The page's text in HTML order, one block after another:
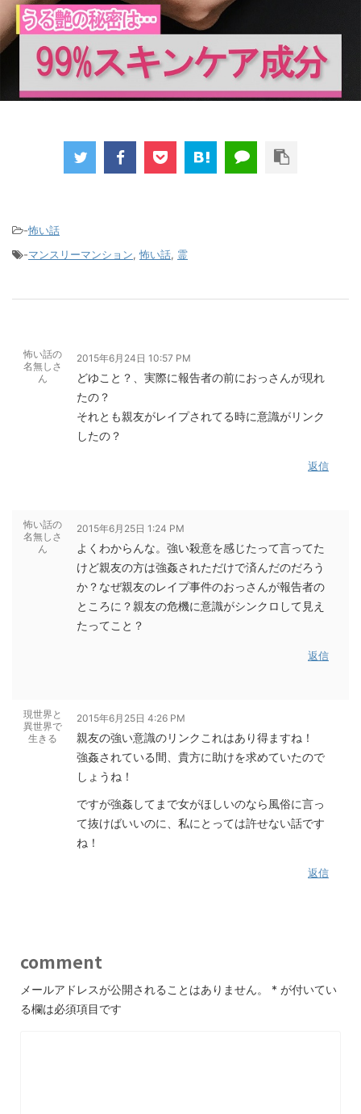
-怖い話
-マンスリーマンション,怖い話, 霊
怖い話の
名無しさ
ん
2015年6月24日 10:57 PM
どゆこと？、実際に報告者の前におっさんが現れ
たの？
それとも親友がレイプされてる時に意識がリンク
したの？
返信
怖い話の
名無しさ
ん
2015年6月25日 1:24 PM
よくわからんな。強い殺意を感じたって言ってた
けど親友の方は強姦されただけで済んだのだろう
か？なぜ親友のレイプ事件のおっさんが報告者の
ところに？親友の危機に意識がシンクロして見え
たってこと？
返信
現世界と
異世界で
生きる
2015年6月25日 4:26 PM
親友の強い意識のリンクこれはあり得ますね！
強姦されている間、貴方に助けを求めていたので
しょうね！
ですが強姦してまで女がほしいのなら風俗に言っ
て抜けばいいのに、私にとっては許せない話です
ね！
返信
comment
メールアドレスが公開されることはありません。 * が付いてい
る欄は必須項目です